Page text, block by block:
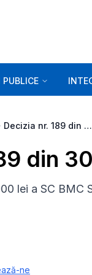
Decizia nr. 189 din 30.01.2019
din
lei a SC BMC
ne